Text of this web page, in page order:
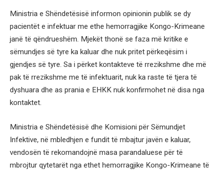
Ministria e Shëndetësisë informon opinionin publik se dy
pacientët e infektuar me ethe hemorragjike Kongo-Krimeane
janë të qëndrueshëm. Mjekët thonë se faza më kritike e
sëmundjes së tyre ka kaluar dhe nuk pritet përkeqësim i
gjendjes së tyre. Sa i përket kontakteve të rrezikshme dhe më
pak të rrezikshme me të infektuarit, nuk ka raste të tjera të
dyshuara dhe as prania e EHKK nuk konfirmohet në disa nga
kontaktet.
Ministria e Shëndetësisë dhe Komisioni për Sëmundjet
Infektive, në mbledhjen e fundit të mbajtur javën e kaluar,
vendosën të rekomandojnë masa parandaluese për të
mbrojtur qytetarët nga ethet hemorragjike Kongo-Krimeane të